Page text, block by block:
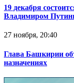
19 декабря
Владимиром
27 ноября, 20:40
Глава Башкирии
назначениях